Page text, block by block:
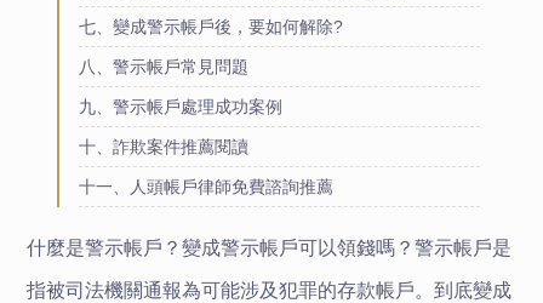
七、變成警示帳戶後，要如何解除?
八、警示帳戶常見問題
九、警示帳戶處理成功案例
十、詐欺案件推薦閱讀
十一、人頭帳戶律師免費諮詢推薦
什麼是警示帳戶？變成警示帳戶可以領錢嗎？警示帳戶是
指被司法機關通報為可能涉及犯罪的存款帳戶。到底變成